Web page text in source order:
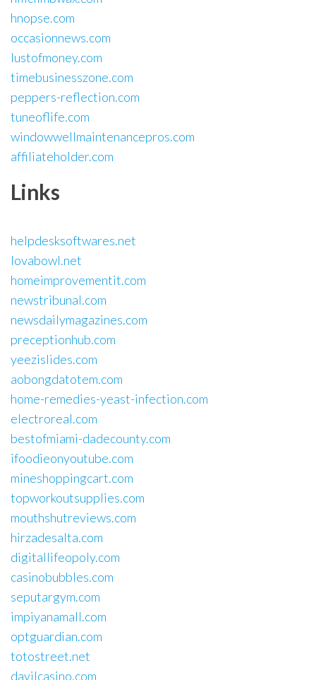
hnopse.com
occasionnews.com
lustofmoney.com
timebusinesszone.com
peppers-reflection.com
tuneoflife.com
windowwellmaintenancepros.com
affiliateholder.com
Links
helpdesksoftwares.net
lovabowl.net
homeimprovementit.com
newstribunal.com
newsdailymagazines.com
preceptionhub.com
yeezislides.com
aobongdatotem.com
home-remedies-yeast-infection.com
electroreal.com
bestofmiami-dadecounty.com
ifoodieonyoutube.com
mineshoppingcart.com
topworkoutsupplies.com
mouthshutreviews.com
hirzadesalta.com
digitallifeopoly.com
casinobubbles.com
seputargym.com
impiyanamall.com
optguardian.com
totostreet.net
davilcasino.com